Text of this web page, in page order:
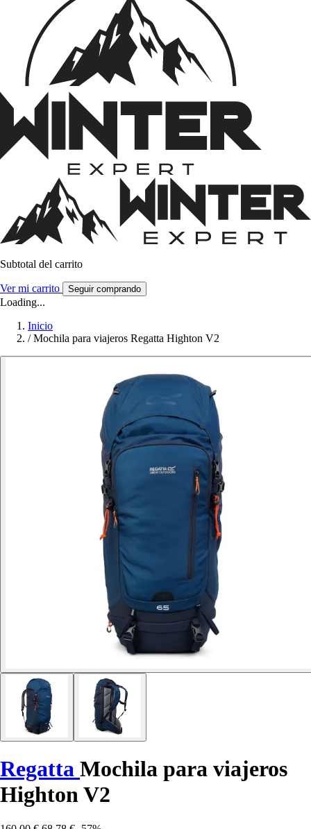
Subtotal del carrito
Ver mi carrito Seguir comprando
Loading...
Inicio
/ Mochila para viajeros Regatta Highton V2
Regatta Mochila para viajeros
Highton V2